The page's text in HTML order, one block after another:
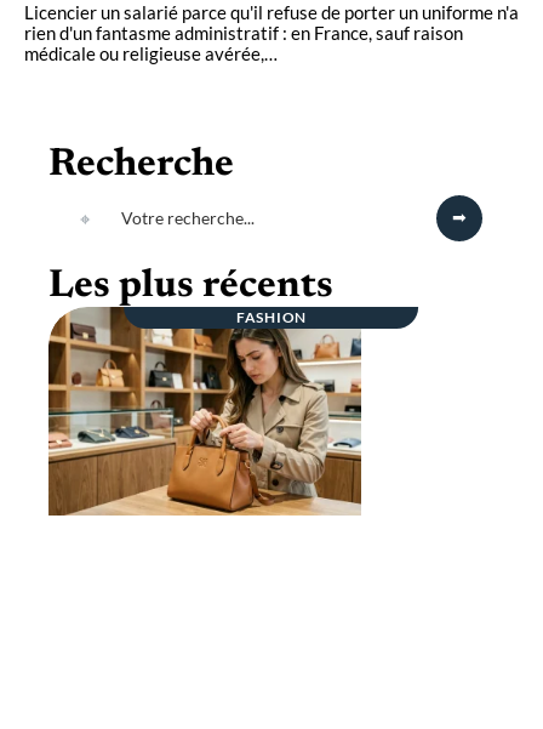
Licencier un salarié parce qu'il refuse de porter un uniforme n'a
rien d'un fantasme administratif : en France, sauf raison
médicale ou religieuse avérée,…
Recherche
Les plus récents
FASHION